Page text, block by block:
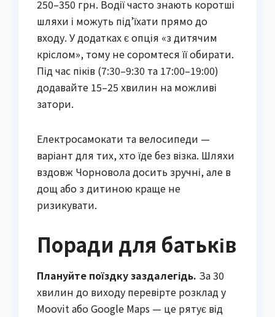
250–350 грн. Водії часто знають коротші
шляхи і можуть під’їхати прямо до
входу. У додатках є опція «з дитячим
кріслом», тому не соромтеся її обирати.
Під час піків (7:30–9:30 та 17:00–19:00)
додавайте 15–25 хвилин на можливі
затори.
Електросамокати та велосипеди —
варіант для тих, хто їде без візка. Шляхи
вздовж Чорновола досить зручні, але в
дощ або з дитиною краще не
ризикувати.
Поради для батьків
Плануйте поїздку заздалегідь. За 30
хвилин до виходу перевірте розклад у
Moovit або Google Maps — це рятує від